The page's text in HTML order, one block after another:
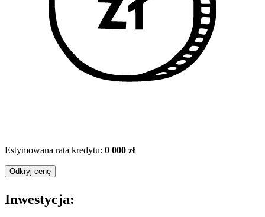
Estymowana rata kredytu: 0 000 zł
Odkryj cenę
Inwestycja: